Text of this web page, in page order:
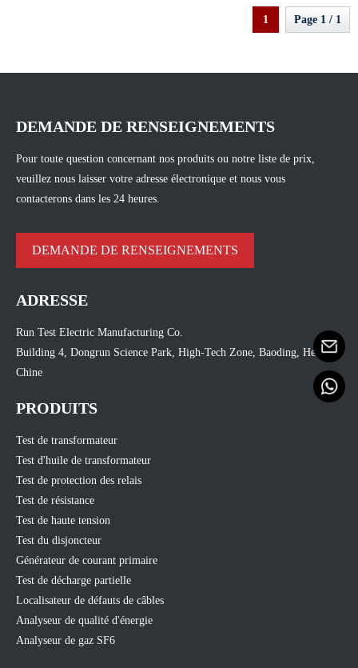
1 Page 1 / 1
DEMANDE DE RENSEIGNEMENTS
Pour toute question concernant nos produits ou notre liste de prix,
veuillez nous laisser votre adresse électronique et nous vous
contacterons dans les 24 heures.
DEMANDE DE RENSEIGNEMENTS
ADRESSE
Run Test Electric Manufacturing Co.
Building 4, Dongrun Science Park, High-Tech Zone, Baoding, Hebei,
Chine
PRODUITS
Test de transformateur
Test d'huile de transformateur
Test de protection des relais
Test de résistance
Test de haute tension
Test du disjoncteur
Générateur de courant primaire
Test de décharge partielle
Localisateur de défauts de câbles
Analyseur de qualité d'énergie
Analyseur de gaz SF6